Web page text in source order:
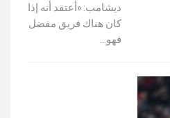
ديشامب: «أعتقد أنه إذا
كان هناك فريق مفضل
فهو…